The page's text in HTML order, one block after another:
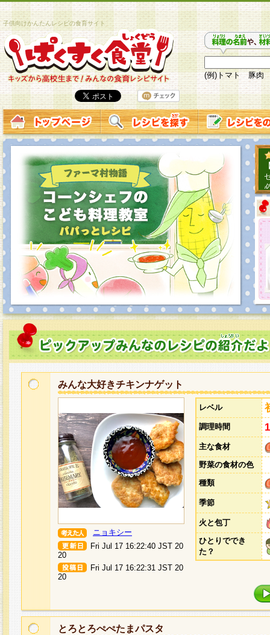
子供向けかんたんレシピの食育サイト
(例)トマト 豚肉
みんな大好きチキンナゲット
ニョキシー
Fri Jul 17 16:22:40 JST 20
20
Fri Jul 17 16:22:31 JST 20
20
レベル
調理時間
主な食材
野菜の食材の色
種類
季節
火と包丁
ひとりででき
た？
とろとろぺぺたまパスタ